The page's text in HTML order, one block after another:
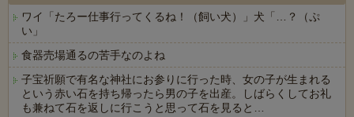
ワイ「たろー仕事行ってくるね！（飼い犬）」犬「…？（ぷ
い」
食器売場通るの苦手なのよね
子宝祈願で有名な神社にお参りに行った時、女の子が生まれる
という赤い石を持ち帰ったら男の子を出産。しばらくしてお礼
も兼ねて石を返しに行こうと思って石を見ると…